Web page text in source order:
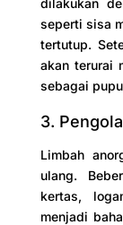
dilakukan
seperti sisa
tertutup.
akan terurai
sebagai
3.
Limbah
ulang.
kertas,
menjadi